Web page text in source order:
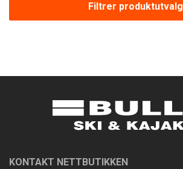
Filtrer produktutvalg
KONTAKT NETTBUTIKKEN